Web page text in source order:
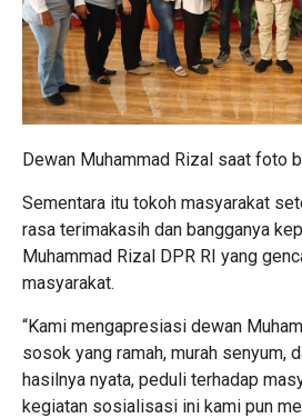
Dewan Muhammad Rizal saat foto
Sementara itu tokoh masyarakat
rasa terimakasih dan bangganya
Muhammad Rizal DPR RI yang
masyarakat.
“Kami mengapresiasi dewan
sosok yang ramah, murah senyum,
hasilnya nyata, peduli terhadap
kegiatan sosialisasi ini kami pun